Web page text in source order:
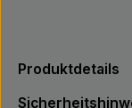
Produktdetails